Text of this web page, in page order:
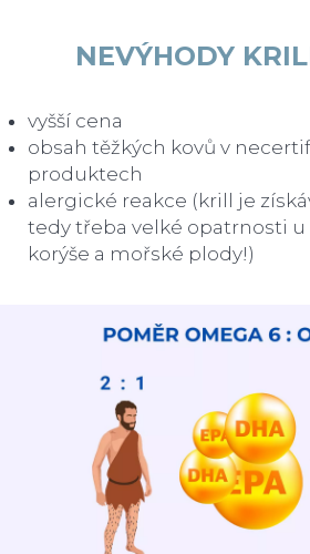
NEVÝHODY
vyšší cena
obsah těžkých kovů v
produktech
alergické reakce (krill je
tedy třeba velké opatrnosti u
korýše a mořské plody!)